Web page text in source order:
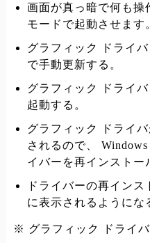
画面が真っ暗で何も操
モードで起動させます
グラフィック ドライ
で手動更新する。
グラフィック ドライ
起動する。
グラフィック ドライ
されるので、
イバーを再インストー
ドライバーの再イン
に表示されるようにな
※ グラフィック ドライ